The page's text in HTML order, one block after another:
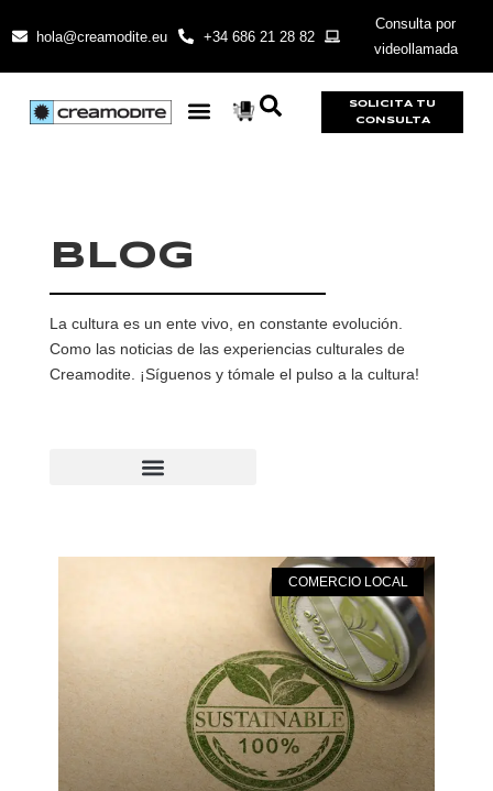
hola@creamodite.eu +34 686 21 28 82
Consulta por
videollamada
SOLICITA TU
CONSULTA
BLOG
La cultura es un ente vivo, en constante evolución.
Como las noticias de las experiencias culturales de
Creamodite. ¡Síguenos y tómale el pulso a la cultura!
COMERCIO LOCAL